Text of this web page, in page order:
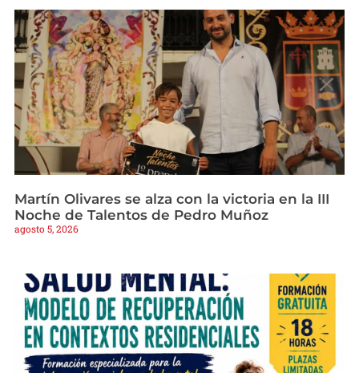
Martín Olivares se alza con la victoria en la III
Noche de Talentos de Pedro Muñoz
agosto 5, 2026